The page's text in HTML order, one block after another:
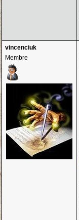
vincenciuk
Membre